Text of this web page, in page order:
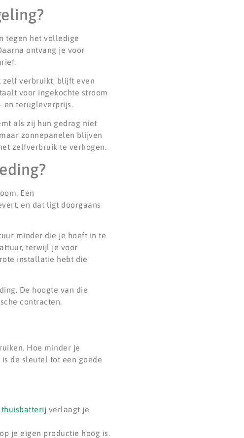
tegen het volledige
ontvang je voor
zelf verbruikt, blijft even
voor ingekochte stroom
en terugleverprijs.
als zij hun gedrag niet
zonnepanelen blijven
zelfverbruik te verhogen.
Een
en dat ligt doorgaans
minder die je hoeft in te
terwijl je voor
installatie hebt die
De hoogte van die
contracten.
Hoe minder je
de sleutel tot een goede
thuisbatterij verlaagt je
je eigen productie hoog is.